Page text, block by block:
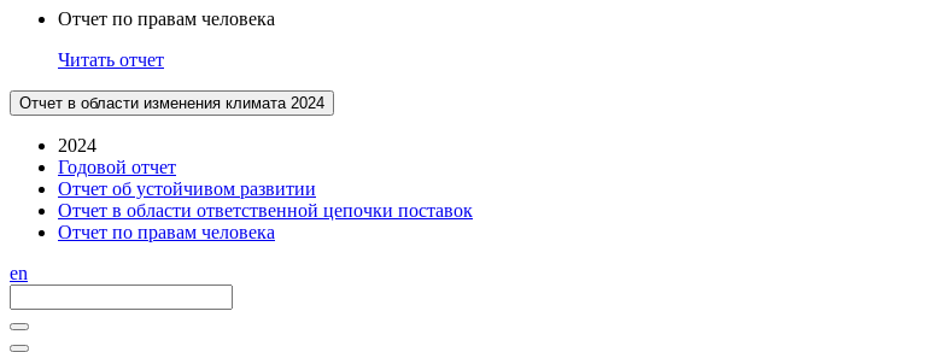
Отчет по правам человека
Читать отчет
Отчет в области изменения климата 2024
2024
Годовой отчет
Отчет об устойчивом развитии
Отчет в области ответственной цепочки поставок
Отчет по правам человека
en